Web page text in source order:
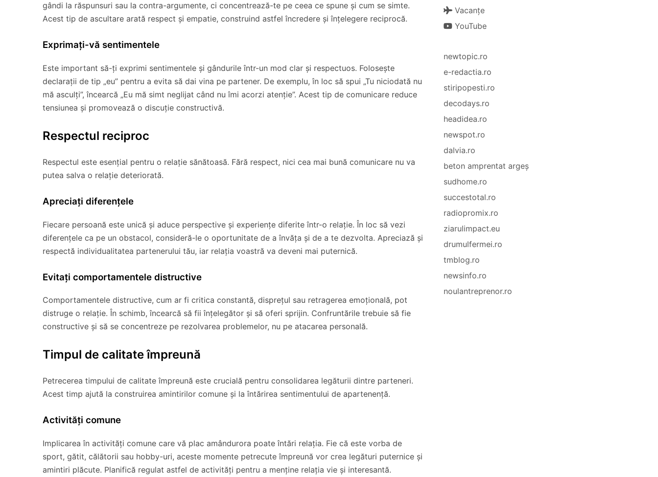
gândi la răspunsuri sau la contra-argumente, ci concentrează-te pe ceea ce spune și cum se simte.
Acest tip de ascultare arată respect și empatie, construind astfel încredere și înțelegere reciprocă.
Exprimați-vă sentimentele
Este important să-ți exprimi sentimentele și gândurile într-un mod clar și respectuos. Folosește
declarații de tip „eu” pentru a evita să dai vina pe partener. De exemplu, în loc să spui „Tu niciodată nu
mă asculți”, încearcă „Eu mă simt neglijat când nu îmi acorzi atenție”. Acest tip de comunicare reduce
tensiunea și promovează o discuție constructivă.
Respectul reciproc
Respectul este esențial pentru o relație sănătoasă. Fără respect, nici cea mai bună comunicare nu va
putea salva o relație deteriorată.
Apreciați diferențele
Fiecare persoană este unică și aduce perspective și experiențe diferite într-o relație. În loc să vezi
diferențele ca pe un obstacol, consideră-le o oportunitate de a învăța și de a te dezvolta. Apreciază și
respectă individualitatea partenerului tău, iar relația voastră va deveni mai puternică.
Evitați comportamentele distructive
Comportamentele distructive, cum ar fi critica constantă, disprețul sau retragerea emoțională, pot
distruge o relație. În schimb, încearcă să fii înțelegător și să oferi sprijin. Confruntările trebuie să fie
constructive și să se concentreze pe rezolvarea problemelor, nu pe atacarea personală.
Timpul de calitate împreună
Petrecerea timpului de calitate împreună este crucială pentru consolidarea legăturii dintre parteneri.
Acest timp ajută la construirea amintirilor comune și la întărirea sentimentului de apartenență.
Activități comune
Implicarea în activități comune care vă plac amândurora poate întări relația. Fie că este vorba de
sport, gătit, călătorii sau hobby-uri, aceste momente petrecute împreună vor crea legături puternice și
amintiri plăcute. Planifică regulat astfel de activități pentru a menține relația vie și interesantă.
Vacanțe
YouTube
newtopic.ro
e-redactia.ro
stiripopesti.ro
decodays.ro
headidea.ro
newspot.ro
dalvia.ro
beton amprentat argeș
sudhome.ro
succestotal.ro
radiopromix.ro
ziarulimpact.eu
drumulfermei.ro
tmblog.ro
newsinfo.ro
noulantreprenor.ro